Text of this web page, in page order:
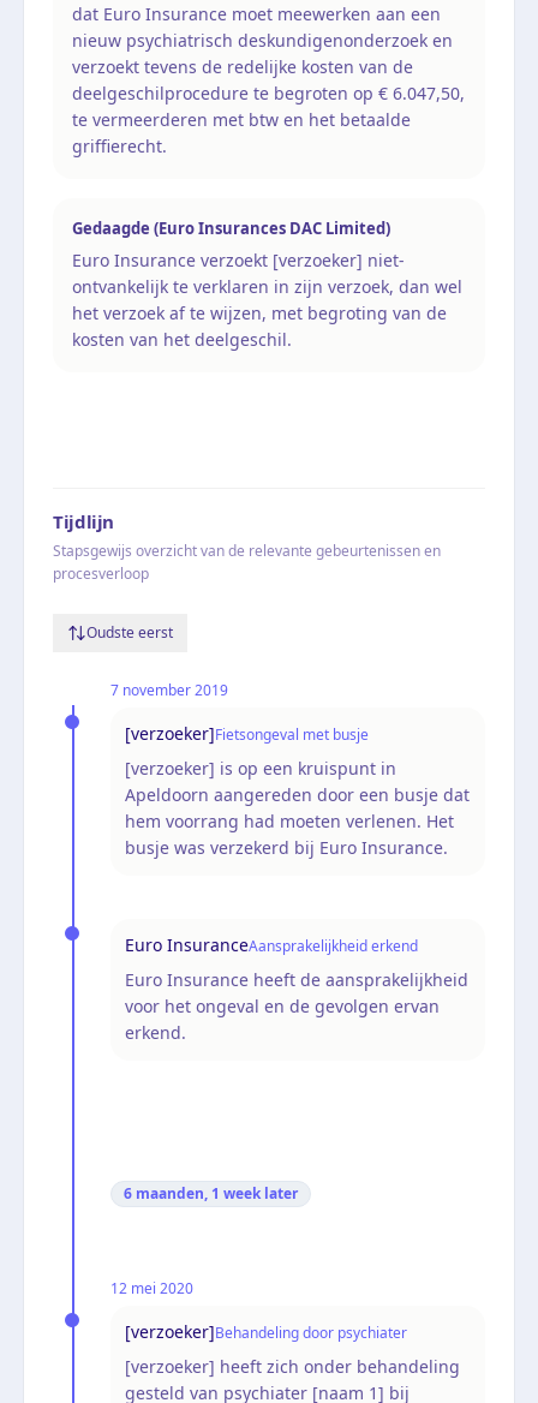
dat Euro Insurance moet meewerken aan een
nieuw psychiatrisch deskundigenonderzoek en
verzoekt tevens de redelijke kosten van de
deelgeschilprocedure te begroten op € 6.047,50,
te vermeerderen met btw en het betaalde
griffierecht.
Gedaagde (Euro Insurances DAC Limited)
Euro Insurance verzoekt [verzoeker] niet-
ontvankelijk te verklaren in zijn verzoek, dan wel
het verzoek af te wijzen, met begroting van de
kosten van het deelgeschil.
Tijdlijn
Stapsgewijs overzicht van de relevante gebeurtenissen en
procesverloop
Oudste eerst
7 november 2019
[verzoeker]Fietsongeval met busje
[verzoeker] is op een kruispunt in
Apeldoorn aangereden door een busje dat
hem voorrang had moeten verlenen. Het
busje was verzekerd bij Euro Insurance.
Euro InsuranceAansprakelijkheid erkend
Euro Insurance heeft de aansprakelijkheid
voor het ongeval en de gevolgen ervan
erkend.
6 maanden, 1 week later
12 mei 2020
[verzoeker]Behandeling door psychiater
[verzoeker] heeft zich onder behandeling
gesteld van psychiater [naam 1] bij